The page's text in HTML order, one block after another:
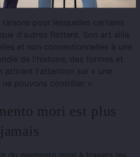
pour lesquelles certains
d'autres flottent. Son art allie
et non conventionnelles à une
de l'histoire, des formes et
attirant l'attention sur « une
pouvons contrôler ».
mori est plus
du memento mori à travers les